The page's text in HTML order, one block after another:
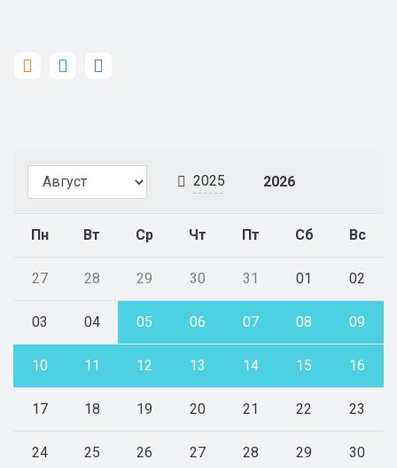
2025 2026
Пн Вт Ср Чт Пт Сб Вс
27 28 29 30 31 01 02
03 04 05 06 07 08 09
10 11 12 13 14 15 16
17 18 19 20 21 22 23
24 25 26 27 28 29 30